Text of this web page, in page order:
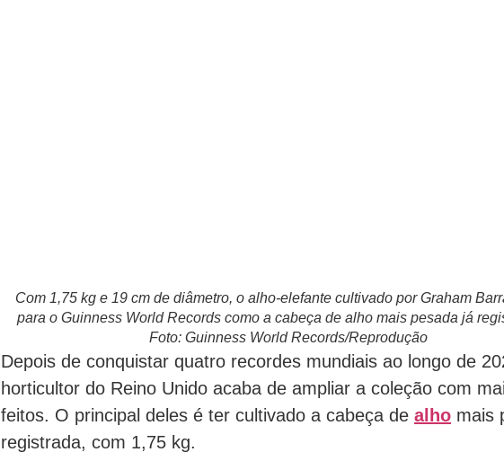
Com 1,75 kg e 19 cm de diâmetro, o alho-elefante cultivado por Graham
para o Guinness World Records como a cabeça de alho mais pesada já
Foto: Guinness World Records/Reprodução
Depois de conquistar quatro recordes mundiais ao longo de
horticultor do Reino Unido acaba de ampliar a coleção com
feitos. O principal deles é ter cultivado a cabeça de alho mais
registrada, com 1,75 kg.